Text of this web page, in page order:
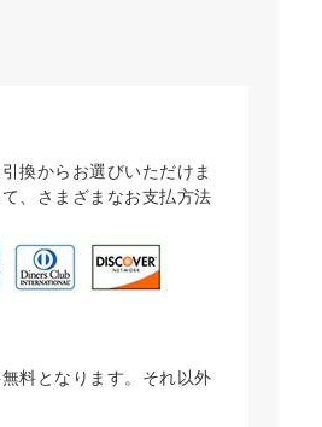
換からお選びいただけま
、さまざまなお支払方法
料となります。それ以外